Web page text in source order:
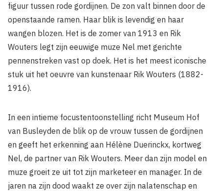
figuur tussen rode gordijnen. De zon valt binnen door de
openstaande ramen. Haar blik is levendig en haar
wangen blozen. Het is de zomer van 1913 en Rik
Wouters legt zijn eeuwige muze Nel met gerichte
pennenstreken vast op doek. Het is het meest iconische
stuk uit het oeuvre van kunstenaar Rik Wouters (1882-
1916).
In een intieme focustentoonstelling richt Museum Hof
van Busleyden de blik op de vrouw tussen de gordijnen
en geeft het erkenning aan Hélène Duerinckx, kortweg
Nel, de partner van Rik Wouters. Meer dan zijn model en
muze groeit ze uit tot zijn marketeer en manager. In de
jaren na zijn dood waakt ze over zijn nalatenschap en